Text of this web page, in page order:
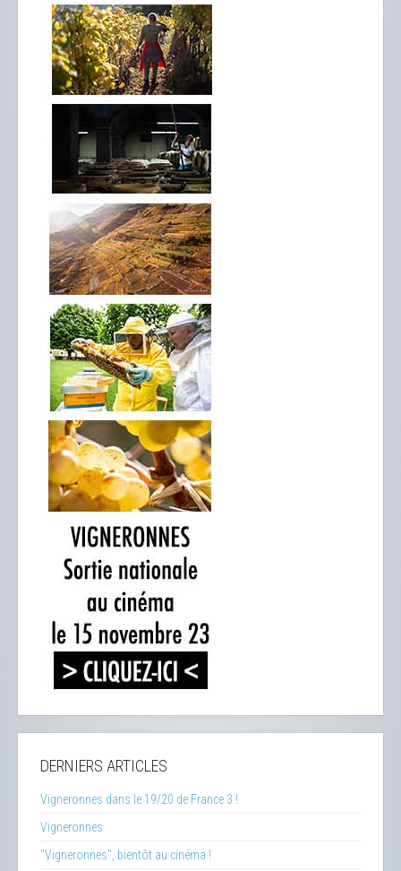
DERNIERS ARTICLES
Vigneronnes dans le 19/20 de France 3 !
Vigneronnes
"Vigneronnes", bientôt au cinéma !